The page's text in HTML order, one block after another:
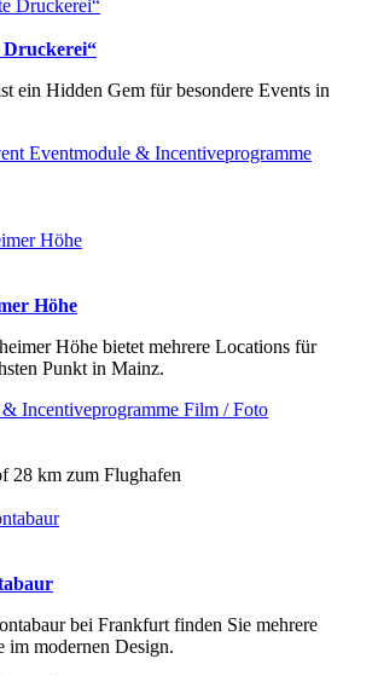
Druckerei“
ein Hidden Gem für besondere Events in
Eventmodule & Incentiveprogramme
Höhe
Höhe bietet mehrere Locations für
Punkt in Mainz.
Incentiveprogramme Film / Foto
28 km zum Flughafen
bei Frankfurt finden Sie mehrere
im modernen Design.